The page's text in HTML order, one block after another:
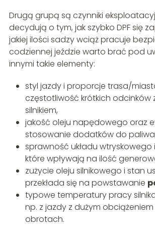
Drugą grupą są czynniki
decydują o tym, jak szybko DPF się
jakiej ilości sadzy wciąż pracuje
codziennej jeździe warto brać pod
innymi takie elementy:
styl jazdy i proporcje trasa/
częstotliwość krótkich odcinków
silnikiem,
jakość oleju napędowego oraz
stosowanie dodatków do
sprawność układu wtryskowego
które wpływają na ilość
zużycie oleju silnikowego i stan
przekłada się na powstawanie
typowe temperatury pracy
np. z jazdy z dużym obciążeniem
obrotach.